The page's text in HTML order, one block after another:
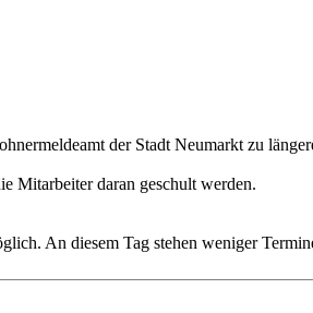
der Stadt Neumarkt zu
Mitarbeiter daran geschult werden.
An diesem Tag stehen weniger